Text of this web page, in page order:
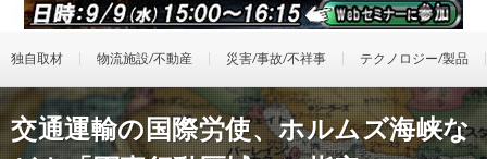
独自取材 物流施設/不動産 災害/事故/不祥事 テクノロジー/製品
交通運輸の国際労使、ホルムズ海峡な